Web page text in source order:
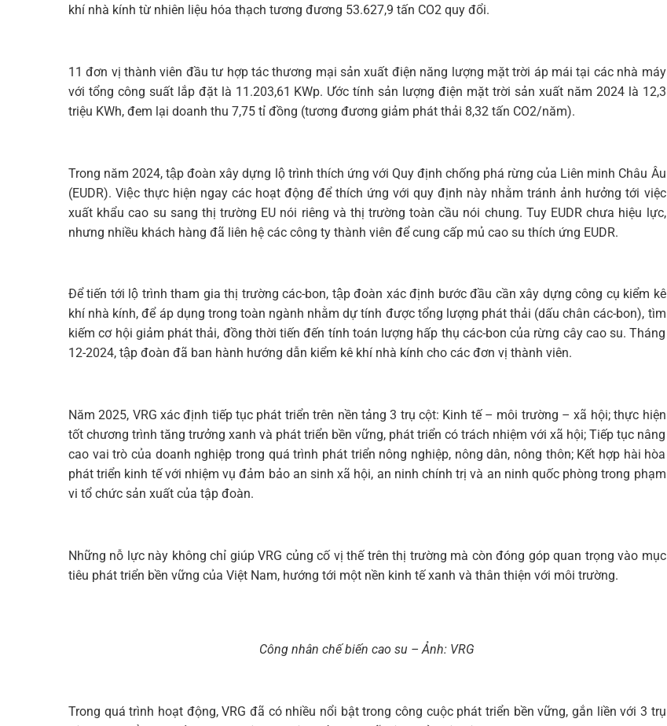
khí nhà kính từ nhiên liệu hóa thạch tương đương 53.627,9 tấn CO2 quy đổi.
11 đơn vị thành viên đầu tư hợp tác thương mại sản xuất điện năng lượng mặt trời áp mái tại các nhà máy
với tổng công suất lắp đặt là 11.203,61 KWp. Ước tính sản lượng điện mặt trời sản xuất năm 2024 là 12,3
triệu KWh, đem lại doanh thu 7,75 tỉ đồng (tương đương giảm phát thải 8,32 tấn CO2/năm).
Trong năm 2024, tập đoàn xây dựng lộ trình thích ứng với Quy định chống phá rừng của Liên minh Châu Âu
(EUDR). Việc thực hiện ngay các hoạt động để thích ứng với quy định này nhằm tránh ảnh hưởng tới việc
xuất khẩu cao su sang thị trường EU nói riêng và thị trường toàn cầu nói chung. Tuy EUDR chưa hiệu lực,
nhưng nhiều khách hàng đã liên hệ các công ty thành viên để cung cấp mủ cao su thích ứng EUDR.
Để tiến tới lộ trình tham gia thị trường các-bon, tập đoàn xác định bước đầu cần xây dựng công cụ kiểm kê
khí nhà kính, để áp dụng trong toàn ngành nhằm dự tính được tổng lượng phát thải (dấu chân các-bon), tìm
kiếm cơ hội giảm phát thải, đồng thời tiến đến tính toán lượng hấp thụ các-bon của rừng cây cao su. Tháng
12-2024, tập đoàn đã ban hành hướng dẫn kiểm kê khí nhà kính cho các đơn vị thành viên.
Năm 2025, VRG xác định tiếp tục phát triển trên nền tảng 3 trụ cột: Kinh tế – môi trường – xã hội; thực hiện
tốt chương trình tăng trưởng xanh và phát triển bền vững, phát triển có trách nhiệm với xã hội; Tiếp tục nâng
cao vai trò của doanh nghiệp trong quá trình phát triển nông nghiệp, nông dân, nông thôn; Kết hợp hài hòa
phát triển kinh tế với nhiệm vụ đảm bảo an sinh xã hội, an ninh chính trị và an ninh quốc phòng trong phạm
vi tổ chức sản xuất của tập đoàn.
Những nỗ lực này không chỉ giúp VRG củng cố vị thế trên thị trường mà còn đóng góp quan trọng vào mục
tiêu phát triển bền vững của Việt Nam, hướng tới một nền kinh tế xanh và thân thiện với môi trường.
Công nhân chế biến cao su – Ảnh: VRG
Trong quá trình hoạt động, VRG đã có nhiều nổi bật trong công cuộc phát triển bền vững, gắn liền với 3 trụ